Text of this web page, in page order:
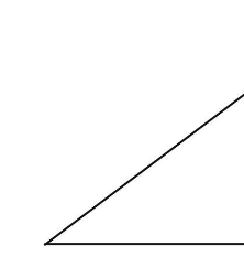
(\PageIndex{1}\)
Ejemplo\